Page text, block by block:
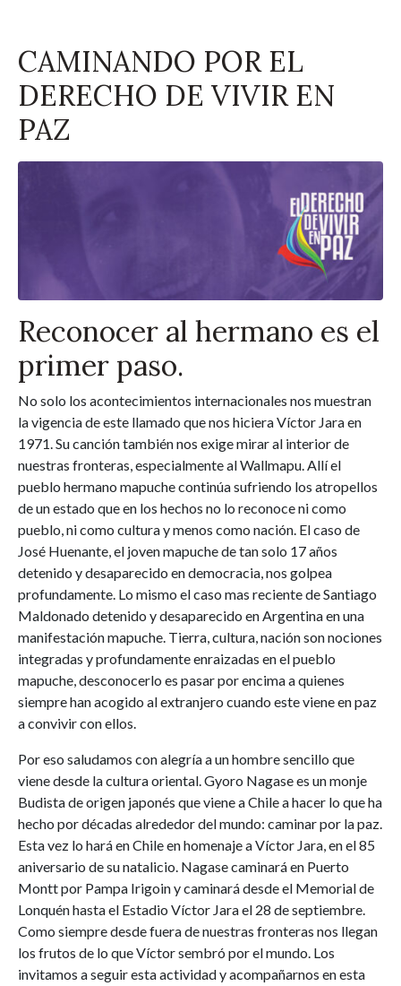
CAMINANDO POR EL
DERECHO DE VIVIR EN
PAZ
Reconocer al hermano es el
primer paso.
No solo los acontecimientos internacionales nos muestran
la vigencia de este llamado que nos hiciera Víctor Jara en
1971. Su canción también nos exige mirar al interior de
nuestras fronteras, especialmente al Wallmapu. Allí el
pueblo hermano mapuche continúa sufriendo los atropellos
de un estado que en los hechos no lo reconoce ni como
pueblo, ni como cultura y menos como nación. El caso de
José Huenante, el joven mapuche de tan solo 17 años
detenido y desaparecido en democracia, nos golpea
profundamente. Lo mismo el caso mas reciente de Santiago
Maldonado detenido y desaparecido en Argentina en una
manifestación mapuche. Tierra, cultura, nación son nociones
integradas y profundamente enraizadas en el pueblo
mapuche, desconocerlo es pasar por encima a quienes
siempre han acogido al extranjero cuando este viene en paz
a convivir con ellos.
Por eso saludamos con alegría a un hombre sencillo que
viene desde la cultura oriental. Gyoro Nagase es un monje
Budista de origen japonés que viene a Chile a hacer lo que ha
hecho por décadas alrededor del mundo: caminar por la paz.
Esta vez lo hará en Chile en homenaje a Víctor Jara, en el 85
aniversario de su natalicio. Nagase caminará en Puerto
Montt por Pampa Irigoin y caminará desde el Memorial de
Lonquén hasta el Estadio Víctor Jara el 28 de septiembre.
Como siempre desde fuera de nuestras fronteras nos llegan
los frutos de lo que Víctor sembró por el mundo. Los
invitamos a seguir esta actividad y acompañarnos en esta